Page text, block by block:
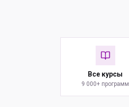
Все курсы
9 000+ программ